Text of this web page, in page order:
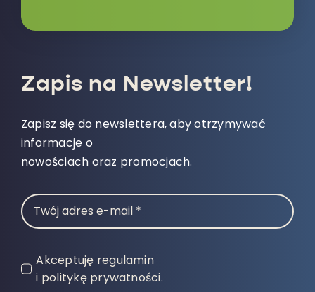
Zapis na Newsletter!
Zapisz się do newslettera, aby otrzymywać
informacje o
nowościach oraz promocjach.
Akceptuję regulamin
i politykę prywatności.